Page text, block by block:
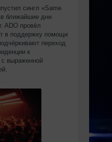
сингл «Same
ближайшие дни
ADO провёл
в поддержку помощи
переход
к
выраженной